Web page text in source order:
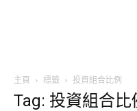
主頁 標籤 投資組合比例
Tag: 投資組合比